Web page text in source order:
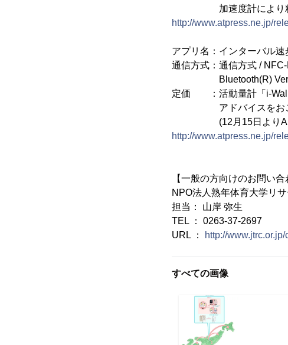
加速度計により精密
http://www.atpress.ne.jp/
アプリ名：インターバル速
通信方式：通信方式 / NFC-
Bluetooth(R) Version
定価 ：活動量計「i-Walk
アドバイスをおこな
(12月15日よりApp
http://www.atpress.ne.jp/
【一般の方向けのお問い合
NPO法人熟年体育大学リ
担当： 山岸 弥生
TEL ： 0263-37-2697
URL ：
http://www.jtrc.or.jp/
すべての画像